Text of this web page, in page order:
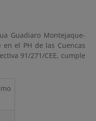
Guadiaro Montejaque-
en el PH de las Cuencas
91/271/CEE, cumple